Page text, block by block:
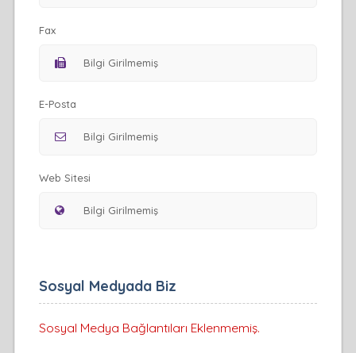
Fax
E-Posta
Web Sitesi
Sosyal Medyada Biz
Sosyal Medya Bağlantıları Eklenmemiş.